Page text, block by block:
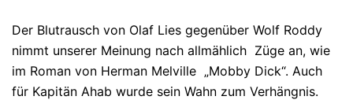
Der Blutrausch von Olaf Lies gegenüber Wolf Roddy
nimmt unserer Meinung nach allmählich Züge an, wie
im Roman von Herman Melville „Mobby Dick“. Auch
für Kapitän Ahab wurde sein Wahn zum Verhängnis.